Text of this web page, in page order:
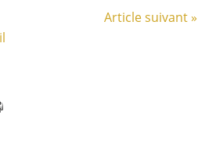
Article suivant »